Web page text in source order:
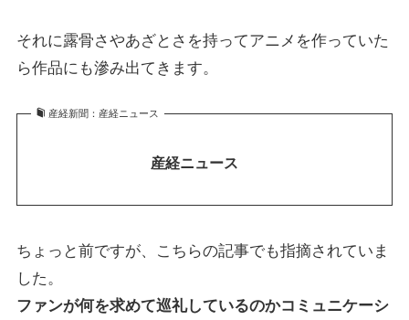
それに露骨さやあざとさを持ってアニメを作っていた
ら作品にも滲み出てきます。
産経新聞：産経ニュース
産経ニュース
ちょっと前ですが、こちらの記事でも指摘されていま
した。
ファンが何を求めて巡礼しているのかコミュニケーシ